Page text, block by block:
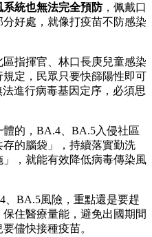
統也無法完全預防，佩戴口
好處，就像打疫苗不防感染
指揮官、林口長庚兒童感染
定，民眾只要快篩陽性即可
進行病毒基因定序，必須思
的，BA.4、BA.5入侵社區
的腦袋」，持續落實勤洗
，就能有效降低病毒傳染風
、BA.5風險，重點還是要趕
住醫療量能，避免出國期間
儘快接種疫苗。